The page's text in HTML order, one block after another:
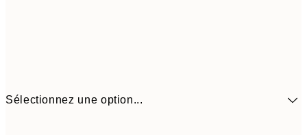
Sélectionnez une option...